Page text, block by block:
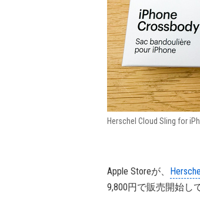
Herschel Cloud Sling for
Apple Storeが、
9,800円で販売開始し